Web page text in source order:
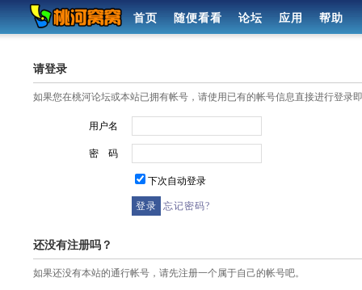
首页 随便看看 论坛 应用 帮助
请登录
如果您在桃河论坛或本站已拥有帐号，请使用已有的帐号信息直接进行登录
用户名
密 码
下次自动登录
忘记密码?
还没有注册吗？
如果还没有本站的通行帐号，请先注册一个属于自己的帐号吧。